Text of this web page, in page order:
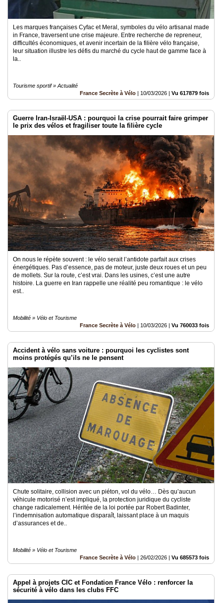
Les marques françaises Cyfac et Meral, symboles du vélo artisanal made
in France, traversent une crise majeure. Entre recherche de repreneur,
difficultés économiques, et avenir incertain de la filière vélo française,
leur situation illustre les défis du marché du cycle haut de gamme face à
la..
Tourisme sportif » Actualité
France Secrète à Vélo | 10/03/2026 | Vu 617879 fois
Guerre Iran-Israël-USA : pourquoi la crise pourrait faire grimper
le prix des vélos et fragiliser toute la filière cycle
On nous le répète souvent : le vélo serait l’antidote parfait aux crises
énergétiques. Pas d’essence, pas de moteur, juste deux roues et un peu
de mollets. Sur la route, c’est vrai. Dans les usines, c’est une autre
histoire. La guerre en Iran rappelle une réalité peu romantique : le vélo
est..
Mobilité » Vélo et Tourisme
France Secrète à Vélo | 10/03/2026 | Vu 760033 fois
Accident à vélo sans voiture : pourquoi les cyclistes sont
moins protégés qu’ils ne le pensent
Chute solitaire, collision avec un piéton, vol du vélo… Dès qu’aucun
véhicule motorisé n’est impliqué, la protection juridique du cycliste
change radicalement. Héritée de la loi portée par Robert Badinter,
l’indemnisation automatique disparaît, laissant place à un maquis
d’assurances et de..
Mobilité » Vélo et Tourisme
France Secrète à Vélo | 26/02/2026 | Vu 685573 fois
Appel à projets CIC et Fondation France Vélo : renforcer la
sécurité à vélo dans les clubs FFC